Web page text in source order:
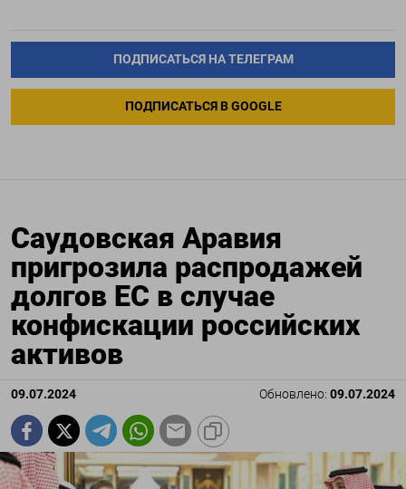
ПОДПИСАТЬСЯ НА ТЕЛЕГРАМ
ПОДПИСАТЬСЯ В GOOGLE
Саудовская Аравия
пригрозила распродажей
долгов ЕС в случае
конфискации российских
активов
09.07.2024 Обновлено: 09.07.2024